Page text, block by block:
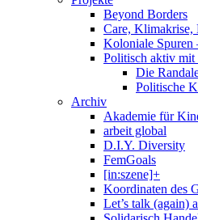
Beyond Borders
Care, Klimakrise,
Koloniale Spuren
Politisch aktiv mit
Die
Politische
Archiv
Akademie für
arbeit global
D.I.Y. Diversity
FemGoals
[in:szene]+
Koordinaten des
Let’s talk